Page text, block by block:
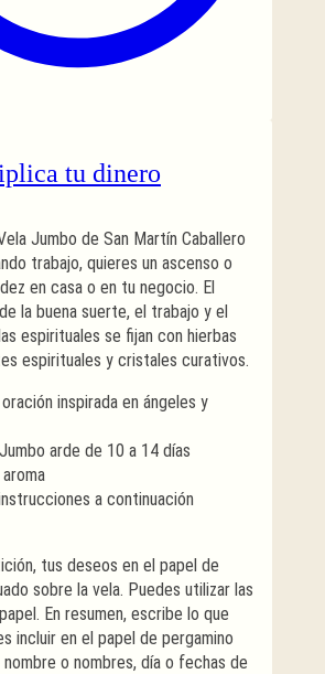
tu dinero
Jumbo de San Martín Caballero
trabajo, quieres un ascenso o
en casa o en tu negocio. El
la buena suerte, el trabajo y el
espirituales se fijan con hierbas
espirituales y cristales curativos.
inspirada en ángeles y
arde de 10 a 14 días
a continuación
tus deseos en el papel de
sobre la vela. Puedes utilizar las
En resumen, escribe lo que
incluir en el papel de pergamino
o nombres, día o fechas de